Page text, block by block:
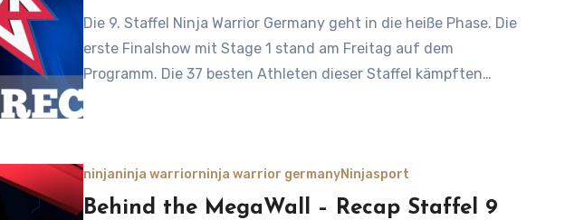
No
Comments
Die 9. Staffel Ninja Warrior Germany geht in die heiße Phase. Die
erste Finalshow mit Stage 1 stand am Freitag auf dem
Programm. Die 37 besten Athleten dieser Staffel kämpften…
ninjaninja warriorninja warrior germanyNinjasport
Behind the MegaWall – Recap Staffel 9